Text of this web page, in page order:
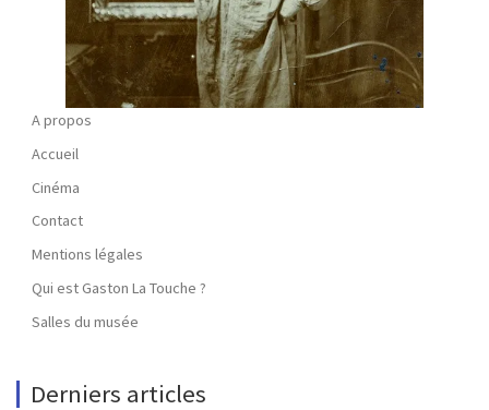
A propos
Accueil
Cinéma
Contact
Mentions légales
Qui est Gaston La Touche ?
Salles du musée
Derniers articles